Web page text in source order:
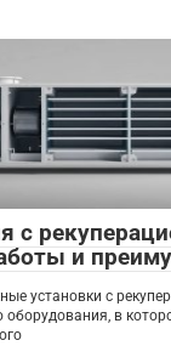
с
и
установки с
оборудования, в